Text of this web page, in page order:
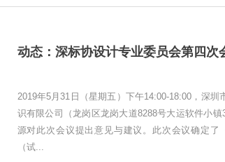
动态：深标协设计专业委员会第四次
2019年5月31日（星期五）下午14:00-18:00，深
识有限公司（龙岗区龙岗大道8288号大运软件小
源对此次会议提出意见与建议。此次会议确定
（试...